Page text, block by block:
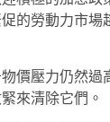
的勞動力市場
價壓力仍然過
來清除它們。